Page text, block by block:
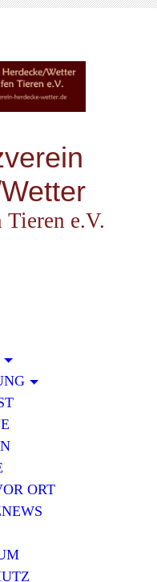
Tieren e.V.
ORT